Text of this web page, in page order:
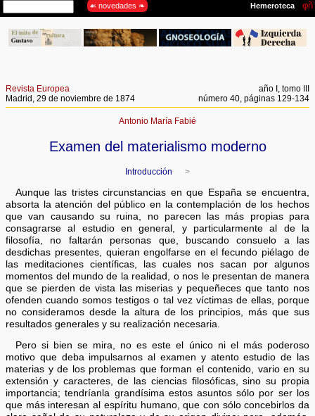
Revista Europea
Madrid, 29 de noviembre de 1874
año I, tomo III
número 40, páginas 129-134
Antonio María Fabié
Examen del materialismo moderno
Introducción >
Aunque las tristes circunstancias en que España se encuentra,
absorta la atención del público en la contemplación de los hechos
que van causando su ruina, no parecen las más propias para
consagrarse al estudio en general, y particularmente al de la
filosofía, no faltarán personas que, buscando consuelo a las
desdichas presentes, quieran engolfarse en el fecundo piélago de
las meditaciones científicas, las cuales nos sacan por algunos
momentos del mundo de la realidad, o nos le presentan de manera
que se pierden de vista las miserias y pequeñeces que tanto nos
ofenden cuando somos testigos o tal vez víctimas de ellas, porque
no consideramos desde la altura de los principios, más que sus
resultados generales y su realización necesaria.
Pero si bien se mira, no es este el único ni el más poderoso
motivo que deba impulsarnos al examen y atento estudio de las
materias y de los problemas que forman el contenido, vario en su
extensión y caracteres, de las ciencias filosóficas, sino su propia
importancia; tendríanla grandísima estos asuntos sólo por ser los
que más interesan al espíritu humano, que con sólo concebirlos da